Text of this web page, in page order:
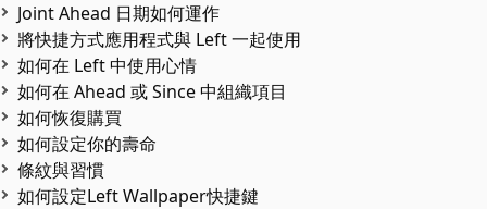
Joint Ahead 日期如何運作
將快捷方式應用程式與 Left 一起使用
如何在 Left 中使用心情
如何在 Ahead 或 Since 中組織項目
如何恢復購買
如何設定你的壽命
條紋與習慣
如何設定Left Wallpaper快捷鍵